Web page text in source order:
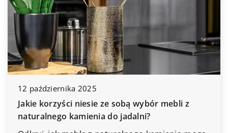
12 sierpnia 2024
Jak stworzyć przytulny kącik do czytania w
domowym zaciszu
Kierowanie światła, wybór odpowiednich mebli